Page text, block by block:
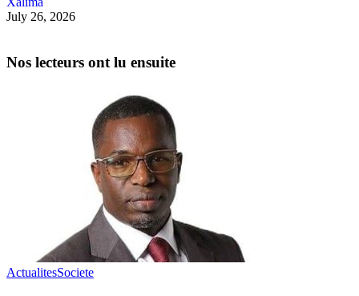
July 26, 2026
Nos lecteurs ont lu ensuite
ActualitesSociete